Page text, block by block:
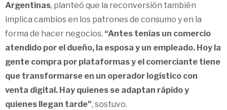
Argentinas, planteó que la reconversión también
implica cambios en los patrones de consumo y en la
forma de hacer negocios. “Antes tenías un comercio
atendido por el dueño, la esposa y un empleado. Hoy la
gente compra por plataformas y el comerciante tiene
que transformarse en un operador logístico con
venta digital. Hay quienes se adaptan rápido y
quienes llegan tarde”, sostuvo.